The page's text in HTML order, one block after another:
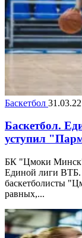
Баскетбол 31.03.22
Баскетбол.
уступил
БК "Цмоки Минск"
Единой лиги ВТБ.
баскетболисты
равных,...